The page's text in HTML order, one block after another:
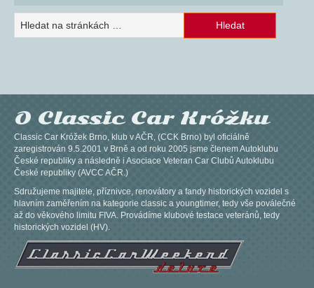
O Classic Car Króžku
Classic Car Króžek Brno, klub v AČR, (CCK Brno) byl oficiálně
zaregistrován 9.5.2001 v Brně a od roku 2005 jsme členem Autoklubu
České republiky a následně i Asociace Veteran Car Clubů Autoklubu
České republiky (AVCC AČR.)
Sdružujeme majitele, příznivce, renovátory a fandy historických vozidel s
hlavním zaměřením na kategorie classic a youngtimer, tedy vše poválečné
až do věkového limitu FIVA. Provádíme klubové testace veteránů, tedy
historických vozidel (HV).